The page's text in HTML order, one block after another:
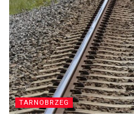
TARNOBRZEG